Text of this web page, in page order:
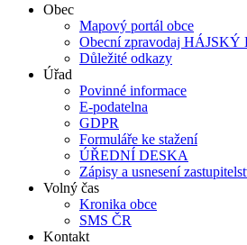
Obec
Mapový portál obce
Obecní zpravodaj
Důležité odkazy
Úřad
Povinné informace
E-podatelna
GDPR
Formuláře ke stažení
ÚŘEDNÍ DESKA
Zápisy a usnesení
Volný čas
Kronika obce
SMS ČR
Kontakt